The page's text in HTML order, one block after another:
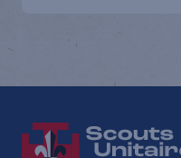
leur vie conjugale
travailler ensemble,
couple au service